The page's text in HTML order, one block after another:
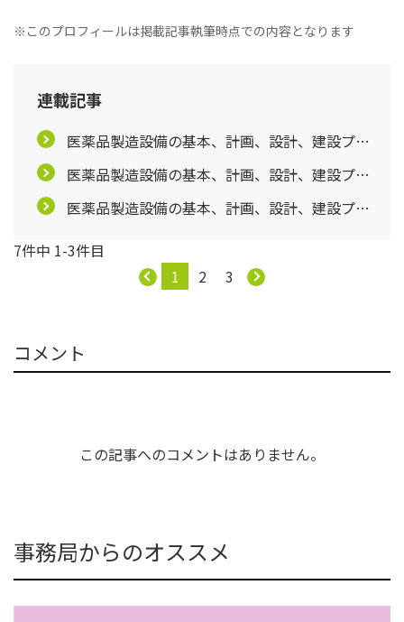
※このプロフィールは掲載記事執筆時点での内容となります
連載記事
医薬品製造設備の基本、計画、設計、建設プロ
ジェクトを学ぶ【第1回】
医薬品製造設備の基本、計画、設計、建設プロ
ジェクトを学ぶ【第2回】
医薬品製造設備の基本、計画、設計、建設プロ
7件中 1-3件目
1
2 3
コメント
この記事へのコメントはありません。
事務局からのオススメ